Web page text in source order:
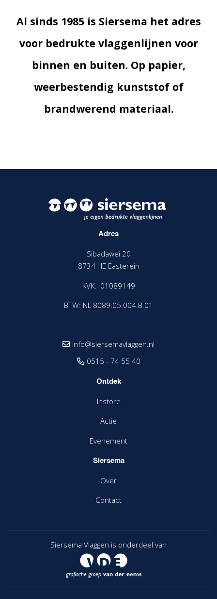
Al sinds 1985 is Siersema het adres
voor bedrukte vlaggenlijnen voor
binnen en buiten. Op papier,
weerbestendig kunststof of
brandwerend materiaal.
Adres
Sibadawei 20
8734 HE Easterein
KVK: 01089149
BTW: NL 8089.05.004.B.01
info@siersemavlaggen.nl
0515 - 74 55 40
Ontdek
Instore
Actie
Evenement
Siersema
Over
Contact
Siersema Vlaggen is onderdeel van